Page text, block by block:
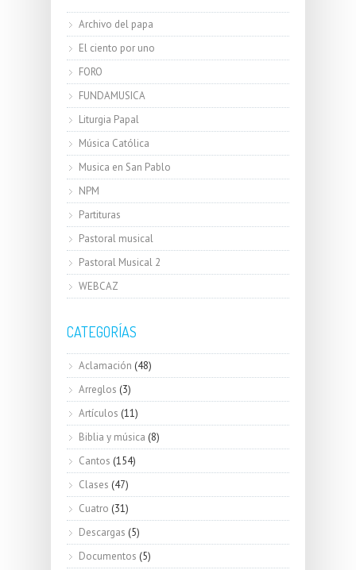
Archivo del papa
El ciento por uno
FORO
FUNDAMUSICA
Liturgia Papal
Música Católica
Musica en San Pablo
NPM
Partituras
Pastoral musical
Pastoral Musical 2
WEBCAZ
CATEGORÍAS
Aclamación (48)
Arreglos (3)
Artículos (11)
Biblia y música (8)
Cantos (154)
Clases (47)
Cuatro (31)
Descargas (5)
Documentos (5)